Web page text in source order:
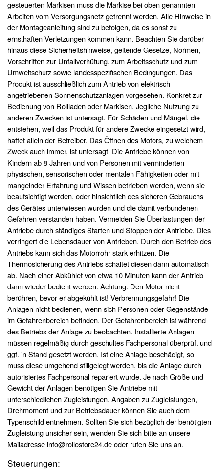
gesteuerten Markisen muss die Markise bei oben genannten
Arbeiten vom Versorgungsnetz getrennt werden. Alle Hinweise in
der Montageanleitung sind zu befolgen, da es sonst zu
ernsthaften Verletzungen kommen kann. Beachten Sie darüber
hinaus diese Sicherheitshinweise, geltende Gesetze, Normen,
Vorschriften zur Unfallverhütung, zum Arbeitsschutz und zum
Umweltschutz sowie landesspezifischen Bedingungen. Das
Produkt ist ausschließlich zum Antrieb von elektrisch
angetriebenen Sonnenschutzanlagen vorgesehen. Konkret zur
Bedienung von Rollladen oder Markisen. Jegliche Nutzung zu
anderen Zwecken ist untersagt. Für Schäden und Mängel, die
entstehen, weil das Produkt für andere Zwecke eingesetzt wird,
haftet allein der Betreiber. Das Öffnen des Motors, zu welchem
Zweck auch immer, ist untersagt. Die Antriebe können von
Kindern ab 8 Jahren und von Personen mit verminderten
physischen, sensorischen oder mentalen Fähigkeiten oder mit
mangelnder Erfahrung und Wissen betrieben werden, wenn sie
beaufsichtigt werden, oder hinsichtlich des sicheren Gebrauchs
des Gerätes unterwiesen wurden und die damit verbundenen
Gefahren verstanden haben. Vermeiden Sie Überlastungen der
Antriebe durch ständiges Starten und Stoppen der Antriebe. Dies
verringert die Lebensdauer von Antrieben. Durch den Betrieb des
Antriebs kann sich das Motorrohr stark erhitzen. Die
Thermosicherung des Antriebs schaltet diesen dann automatisch
ab. Nach einer Abkühlet von etwa 10 Minuten kann der Antrieb
dann wieder bedient werden. Achtung: Den Motor nicht
berühren, bevor er abgekühlt ist! Verbrennungsgefahr! Die
Anlagen nicht bedienen, wenn sich Personen oder Gegenstände
im Gefahrenbereich befinden. Der Gefahrenbereich ist während
des Betriebs der Anlage zu beobachten. Installierte Anlagen
müssen regelmäßig durch geschultes Fachpersonal überprüft und
ggf. in Stand gesetzt werden. Ist eine Anlage beschädigt, so
muss diese umgehend stillgelegt werden, bis die Anlage durch
autorisiertes Fachpersonal repariert wurde. Je nach Größe und
Gewicht der Anlagen benötigen Sie Antriebe mit
unterschiedlichen Zugleistungen. Angaben zu Zugleistungen,
Drehmoment und zur Betriebsdauer können Sie auch dem
Typenschild entnehmen. Sollten Sie sich bezüglich der benötigten
Zugleistung unsicher sein, wenden Sie sich bitte an unsere
Mailadresseinfo@rollostore24.deoder rufen Sie uns an.
Steuerungen: